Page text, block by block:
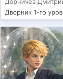
Дворник 1-го